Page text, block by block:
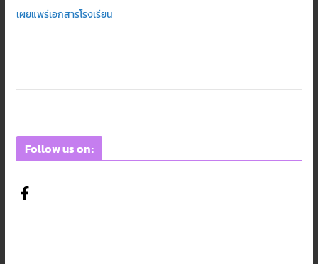
เผยแพร่เอกสารโรงเรียน
Follow us on: